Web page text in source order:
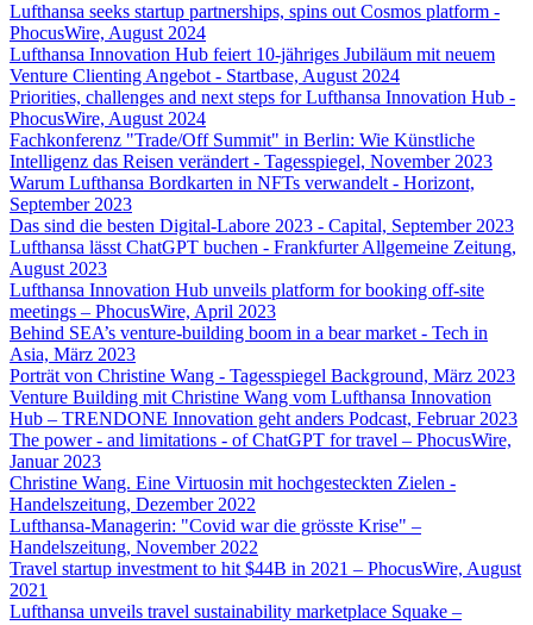
Lufthansa seeks startup partnerships, spins out Cosmos platform -
PhocusWire, August 2024
Lufthansa Innovation Hub feiert 10-jähriges Jubiläum mit neuem
Venture Clienting Angebot - Startbase, August 2024
Priorities, challenges and next steps for Lufthansa Innovation Hub -
PhocusWire, August 2024
Fachkonferenz "Trade/Off Summit" in Berlin: Wie Künstliche
Intelligenz das Reisen verändert - Tagesspiegel, November 2023
Warum Lufthansa Bordkarten in NFTs verwandelt - Horizont,
September 2023
Das sind die besten Digital-Labore 2023 - Capital, September 2023
Lufthansa lässt ChatGPT buchen - Frankfurter Allgemeine Zeitung,
August 2023
Lufthansa Innovation Hub unveils platform for booking off-site
meetings – PhocusWire, April 2023
Behind SEA’s venture-building boom in a bear market - Tech in
Asia, März 2023
Porträt von Christine Wang - Tagesspiegel Background, März 2023
Venture Building mit Christine Wang vom Lufthansa Innovation
Hub – TRENDONE Innovation geht anders Podcast, Februar 2023
The power - and limitations - of ChatGPT for travel – PhocusWire,
Januar 2023
Christine Wang. Eine Virtuosin mit hochgesteckten Zielen -
Handelszeitung, Dezember 2022
Lufthansa-Managerin: "Covid war die grösste Krise" –
Handelszeitung, November 2022
Travel startup investment to hit $44B in 2021 – PhocusWire, August
2021
Lufthansa unveils travel sustainability marketplace Squake –